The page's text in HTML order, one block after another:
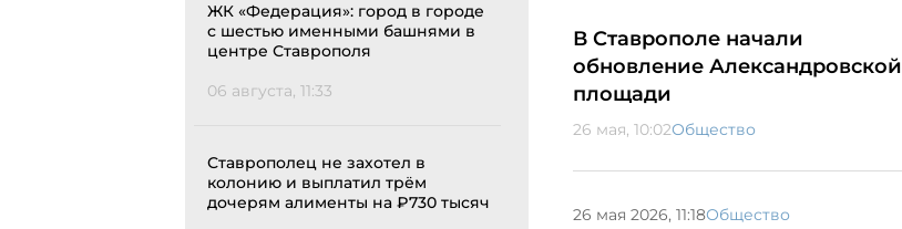
ЖК «Федерация»: город в городе
с шестью именными башнями в
центре Ставрополя
06 августа, 11:33
Ставрополец не захотел в
колонию и выплатил трём
дочерям алименты на ₽730 тысяч
В Ставрополе начали
обновление Александровской
площади
26 мая, 10:02Общество
26 мая 2026, 11:18Общество